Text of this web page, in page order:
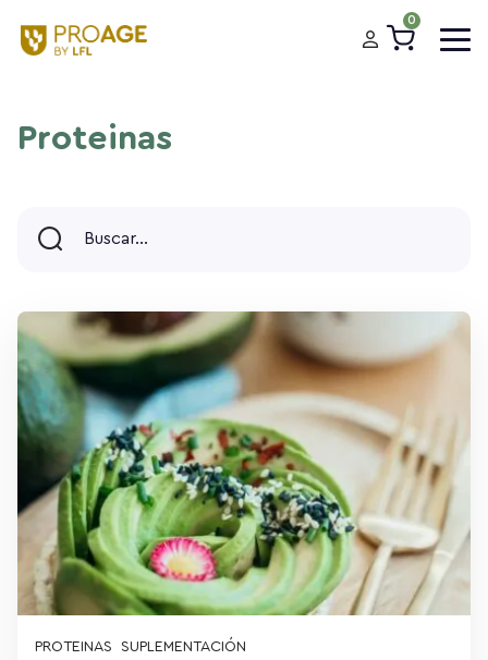
0
Proteinas
Buscar...
Buscar
PROTEINAS SUPLEMENTACIÓN